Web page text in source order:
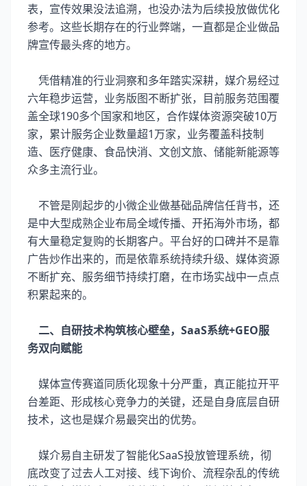
表，宣传效果没法追溯，也没办法为后续投放做优化
参考。这些长期存在的行业弊端，一直都是企业做品
牌宣传最头疼的地方。
凭借精准的行业洞察和多年踏实深耕，媒介易经过
六年稳步运营，业务版图不断扩张，目前服务范围覆
盖全球190多个国家和地区，合作媒体资源突破10万
家，累计服务企业数量超1万家，业务覆盖科技制
造、医疗健康、食品快消、文创文旅、储能新能源等
众多主流行业。
不管是刚起步的小微企业做基础品牌信任背书，还
是中大型成熟企业布局全域传播、开拓海外市场，都
有大量稳定复购的长期客户。平台好的口碑并不是靠
广告炒作出来的，而是依靠系统持续升级、媒体资源
不断扩充、服务细节持续打磨，在市场实战中一点点
积累起来的。
二、自研技术构筑核心壁垒，SaaS系统+GEO服
务双向赋能
媒体宣传赛道同质化现象十分严重，真正能拉开平
台差距、形成核心竞争力的关键，还是自身底层自研
技术，这也是媒介易最突出的优势。
媒介易自主研发了智能化SaaS投放管理系统，彻
底改变了过去人工对接、线下询价、流程杂乱的传统